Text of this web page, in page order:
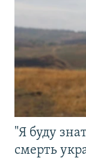
"Я буду
смерть